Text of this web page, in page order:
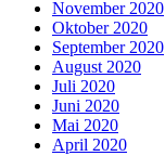
November 2020
Oktober 2020
September 2020
August 2020
Juli 2020
Juni 2020
Mai 2020
April 2020